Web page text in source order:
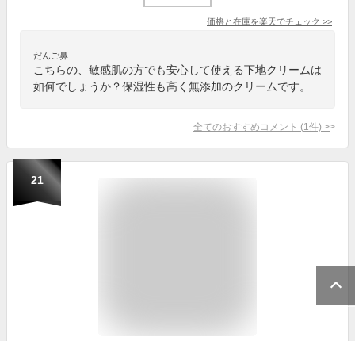
価格と在庫を楽天でチェック >>
だんご鼻
こちらの、敏感肌の方でも安心して使える下地クリームは
如何でしょうか？保湿性も高く無添加のクリームです。
全てのおすすめコメント (1 件) >
21